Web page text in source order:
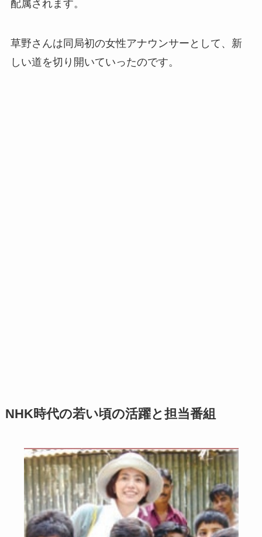
配属されます。
草野さんは同局初の女性アナウンサーとして、新
しい道を切り開いていったのです。
NHK時代の若い頃の活躍と担当番組